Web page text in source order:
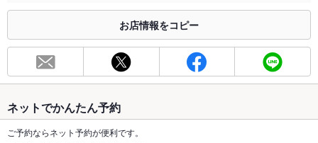
合わせください。
お席
36席(テーブル席を中心にカウンタ―席、奥には個室風テーブル
席有り！)
最大宴会収
容人数
30人(最大収容人数30名！少人数～大人数までご利用頂けま
す。)
お店情報をコピー
ネットでかんたん予約
ご予約ならネット予約が便利です。